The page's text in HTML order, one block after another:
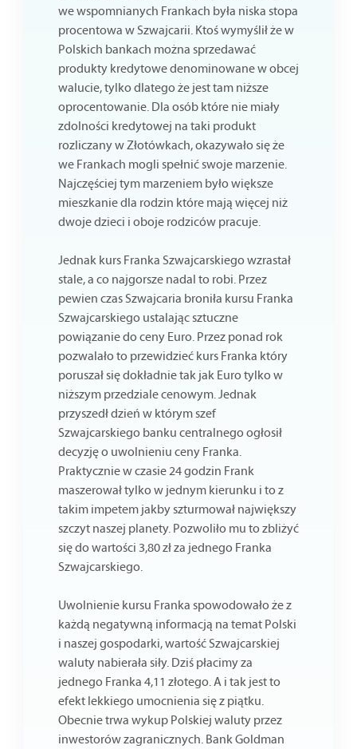
we wspomnianych Frankach była niska stopa
procentowa w Szwajcarii. Ktoś wymyślił że w
Polskich bankach można sprzedawać
produkty kredytowe denominowane w obcej
walucie, tylko dlatego że jest tam niższe
oprocentowanie. Dla osób które nie miały
zdolności kredytowej na taki produkt
rozliczany w Złotówkach, okazywało się że
we Frankach mogli spełnić swoje marzenie.
Najczęściej tym marzeniem było większe
mieszkanie dla rodzin które mają więcej niż
dwoje dzieci i oboje rodziców pracuje.
Jednak kurs Franka Szwajcarskiego wzrastał
stale, a co najgorsze nadal to robi. Przez
pewien czas Szwajcaria broniła kursu Franka
Szwajcarskiego ustalając sztuczne
powiązanie do ceny Euro. Przez ponad rok
pozwalało to przewidzieć kurs Franka który
poruszał się dokładnie tak jak Euro tylko w
niższym przedziale cenowym. Jednak
przyszedł dzień w którym szef
Szwajcarskiego banku centralnego ogłosił
decyzję o uwolnieniu ceny Franka.
Praktycznie w czasie 24 godzin Frank
maszerował tylko w jednym kierunku i to z
takim impetem jakby szturmował największy
szczyt naszej planety. Pozwoliło mu to zbliżyć
się do wartości 3,80 zł za jednego Franka
Szwajcarskiego.
Uwolnienie kursu Franka spowodowało że z
każdą negatywną informacją na temat Polski
i naszej gospodarki, wartość Szwajcarskiej
waluty nabierała siły. Dziś płacimy za
jednego Franka 4,11 złotego. A i tak jest to
efekt lekkiego umocnienia się z piątku.
Obecnie trwa wykup Polskiej waluty przez
inwestorów zagranicznych. Bank Goldman